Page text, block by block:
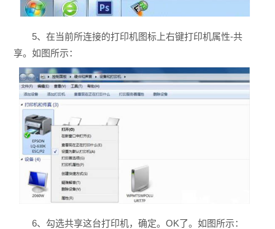
5、在当前所连接的打印机图标上右键打印机属性-共
享。如图所示：
6、勾选共享这台打印机，确定。OK了。如图所示：